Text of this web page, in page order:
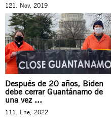
121. Nov, 2019
Después de 20 años, Biden
debe cerrar Guantánamo de
una vez ...
111. Ene, 2022